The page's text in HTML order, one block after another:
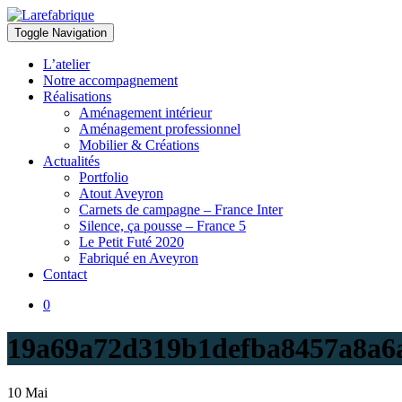
Larefabrique
Larefabrique – Aménagement intérieur design pour pro et particuliers
Toggle Navigation
L’atelier
Notre accompagnement
Réalisations
Aménagement intérieur
Aménagement professionnel
Mobilier & Créations
Actualités
Portfolio
Atout Aveyron
Carnets de campagne – France Inter
Silence, ça pousse – France 5
Le Petit Futé 2020
Fabriqué en Aveyron
Contact
0
10 Mai